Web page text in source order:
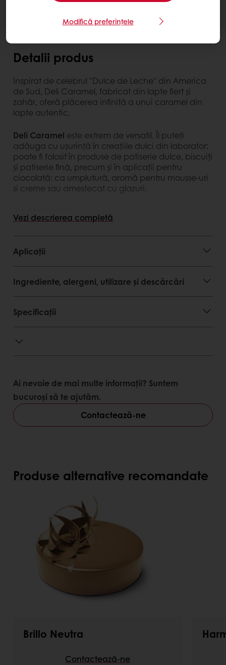
Detalii produs
Inspirat de celebrul "Dulce de Leche" din America
de Sud, Deli Caramel, fabricat din lapte fiert și
zahăr, oferă plăcerea infinită a unui caramel din
lapte autentic.
Deli Caramel este extrem de versatil. Îl puteți
adăuga cu ușurință în creațiile dulci din laborator:
poate fi folosit în produse de patiserie dulce, biscuiți
și patiserie fină, precum și în aplicații pentru
ciocolată: ca umplutură, aromă pentru mousse-uri
și creme sau amestecat cu glazuri.
Cremă gata de utilizat, fie ca umplutură sau
fie ca parte integrantă a unui produs de
cofetărie
Caramelul este în topul preferințelor de
consum
Avantaje consumator
Vezi descrierea completă
Aplicații
Ingrediente, alergeni, utilizare și descărcări
Specificații
Ai nevoie de mai multe informații? Suntem
bucuroși să te ajutăm.
Contactează-ne
Produse alternative recomandate
Brillo Neutra
Contactează-ne
Modifică preferințele